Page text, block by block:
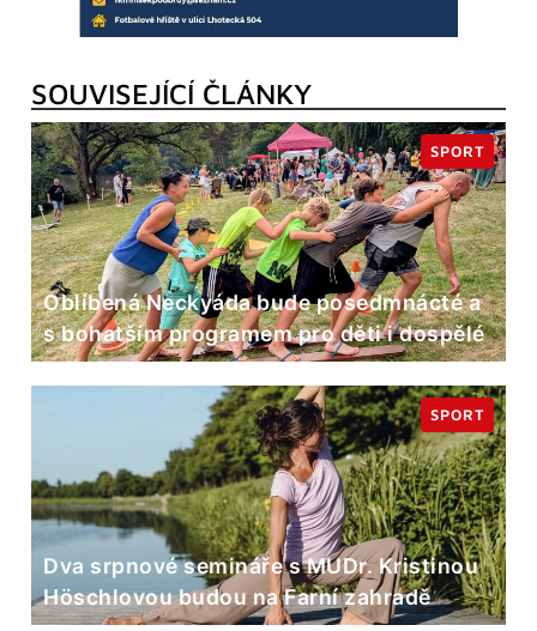
SOUVISEJÍCÍ ČLÁNKY
Oblíbená Neckyáda bude posedmnácté a
s bohatším programem pro děti i dospělé
SPORT
Dva srpnové semináře s MUDr. Kristinou
Höschlovou budou na Farní zahradě
SPORT